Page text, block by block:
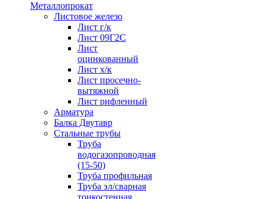
Металлопрокат
Листовое железо
Лист г/к
Лист 09Г2С
Лист
оцинкованный
Лист х/к
Лист просечно-
вытяжной
Лист рифленный
Арматура
Балка Двутавр
Стальные трубы
Труба
водогазопроводная
(15-50)
Труба профильная
Труба эл/сварная
тонкостенная